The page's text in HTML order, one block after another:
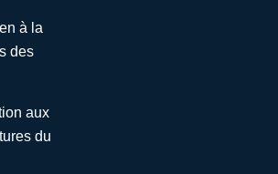
à la
des
aux
du